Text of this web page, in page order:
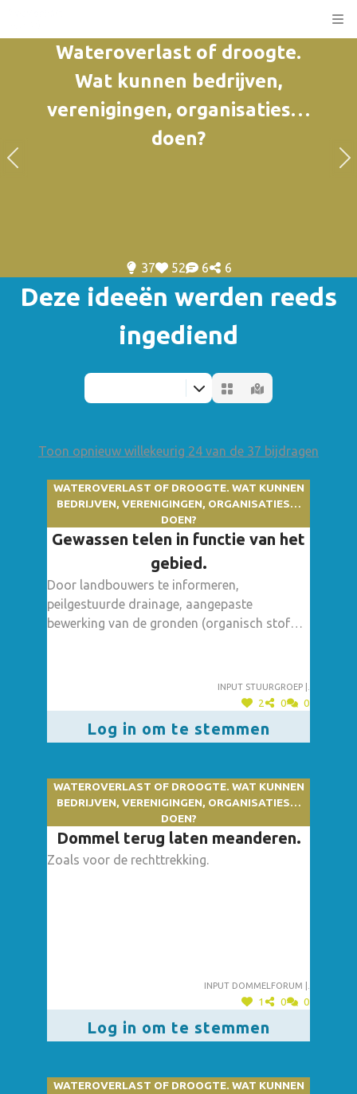
Wateroverlast of droogte.
Wat kunnen bedrijven,
verenigingen, organisaties…
doen?
37 52 6 6
Deze ideeën werden reeds
ingediend
Toon opnieuw willekeurig 24 van de 37 bijdragen
WATEROVERLAST OF DROOGTE. WAT KUNNEN
BEDRIJVEN, VERENIGINGEN, ORGANISATIES…
DOEN?
Gewassen telen in functie van het
gebied.
Door landbouwers te informeren,
peilgestuurde drainage, aangepaste
bewerking van de gronden (organisch stof
deze doelgroep. "Den boer omturnen",
"Optimaliseer uw gewasopbrengsten".
Input stuurgroep |.
2 0 0
Log in om te stemmen
WATEROVERLAST OF DROOGTE. WAT KUNNEN
BEDRIJVEN, VERENIGINGEN, ORGANISATIES…
DOEN?
Dommel terug laten meanderen.
Zoals voor de rechttrekking.
Input dommelforum |.
1 0 0
Log in om te stemmen
WATEROVERLAST OF DROOGTE. WAT KUNNEN